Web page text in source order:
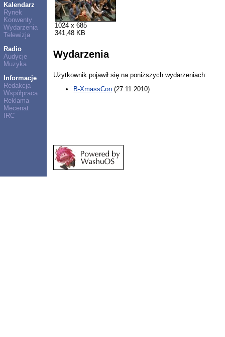
Kalendarz
Rynek
Konwenty
Wydarzenia
Telewizja
Radio
Audycje
Muzyka
Informacje
Redakcja
Współpraca
Reklama
Mecenat
IRC
1024 x 685
341,48 KB
Wydarzenia
Użytkownik pojawił się na poniższych wydarzeniach:
B-XmassCon (27.11.2010)